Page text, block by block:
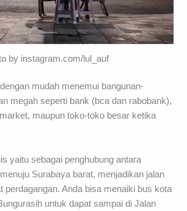
by instagram.com/lul_auf
mudah menemui bangunan-
megah seperti bank (bca dan rabobank),
maupun toko-toko besar ketika
yaitu sebagai penghubung antara
Surabaya barat, menjadikan jalan
perdagangan. Anda bisa menaiki bus kota
untuk dapat sampai di Jalan